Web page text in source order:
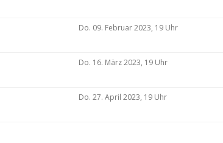
Do. 09. Februar 2023, 19 Uhr
Do. 16. März 2023, 19 Uhr
Do. 27. April 2023, 19 Uhr